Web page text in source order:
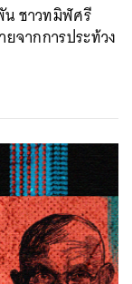
น ชาวทมิฬศรี
จากการประท้วง